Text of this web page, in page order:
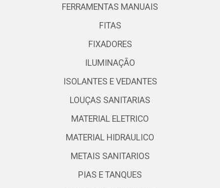
FERRAMENTAS MANUAIS
FITAS
FIXADORES
ILUMINAÇÃO
ISOLANTES E VEDANTES
LOUÇAS SANITARIAS
MATERIAL ELETRICO
MATERIAL HIDRAULICO
METAIS SANITARIOS
PIAS E TANQUES